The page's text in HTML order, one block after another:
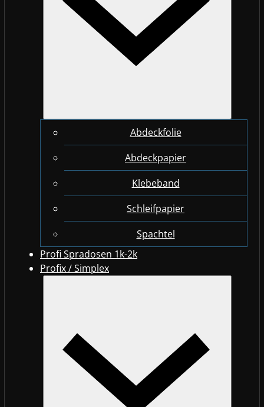
Abdeckfolie
Abdeckpapier
Klebeband
Schleifpapier
Spachtel
Profi Spradosen 1k-2k
Profix / Simplex